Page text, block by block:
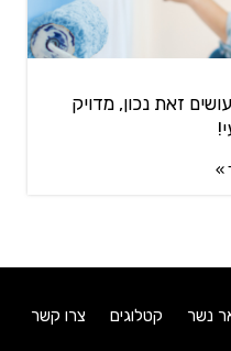
זאת נכון, מדויק
»
נשר קטלוגים צרו קשר